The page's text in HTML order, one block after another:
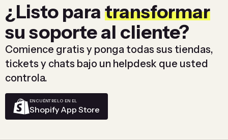
¿Listo para transformar
su soporte al cliente?
Comience gratis y ponga todas sus tiendas,
tickets y chats bajo un helpdesk que usted
controla.
ENCUÉNTRELO EN EL
Shopify App Store